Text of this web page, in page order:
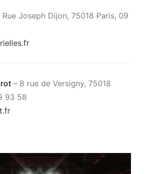
Rue Joseph Dijon, 75018 Paris, 09
– 8 rue de Versigny, 75018
93 58